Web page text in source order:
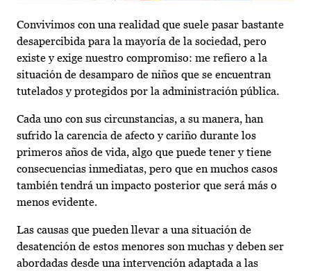
Convivimos con una realidad que suele pasar bastante
desapercibida para la mayoría de la sociedad, pero
existe y exige nuestro compromiso: me refiero a la
situación de desamparo de niños que se encuentran
tutelados y protegidos por la administración pública.
Cada uno con sus circunstancias, a su manera, han
sufrido la carencia de afecto y cariño durante los
primeros años de vida, algo que puede tener y tiene
consecuencias inmediatas, pero que en muchos casos
también tendrá un impacto posterior que será más o
menos evidente.
Las causas que pueden llevar a una situación de
desatención de estos menores son muchas y deben ser
abordadas desde una intervención adaptada a las